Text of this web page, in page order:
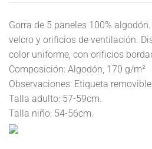
Gorra de 5 paneles 100%
velcro y orificios de ventilación.
color uniforme, con orificios
Composición: Algodón, 170 g/m²
Observaciones: Etiqueta
Talla adulto: 57-59cm.
Talla niño: 54-56cm.